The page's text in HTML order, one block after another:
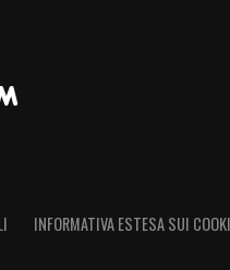
INFORMATIVA ESTESA SUI